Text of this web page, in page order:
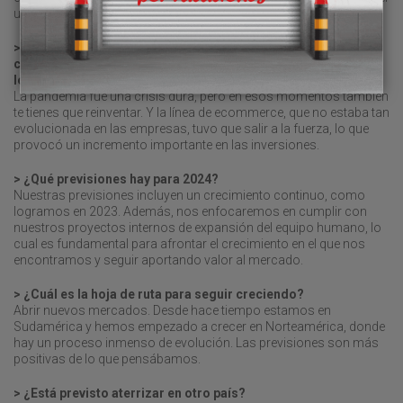
un tema prioritario.
> AR Racking cerró 2022 con unas ventas de 182 millones y un
crecimiento del 20,6 por ciento. El doble de ingresos que en
los niveles prepandemia. ¿A qué responde esta evolución?
La pandemia fue una crisis dura, pero en esos momentos también
te tienes que reinventar. Y la línea de ecommerce, que no estaba tan
evolucionada en las empresas, tuvo que salir a la fuerza, lo que
provocó un incremento importante en las inversiones.
> ¿Qué previsiones hay para 2024?
Nuestras previsiones incluyen un crecimiento continuo, como
logramos en 2023. Además, nos enfocaremos en cumplir con
nuestros proyectos internos de expansión del equipo humano, lo
cual es fundamental para afrontar el crecimiento en el que nos
encontramos y seguir aportando valor al mercado.
> ¿Cuál es la hoja de ruta para seguir creciendo?
Abrir nuevos mercados. Desde hace tiempo estamos en
Sudamérica y hemos empezado a crecer en Norteamérica, donde
hay un proceso inmenso de evolución. Las previsiones son más
positivas de lo que pensábamos.
> ¿Está previsto aterrizar en otro país?